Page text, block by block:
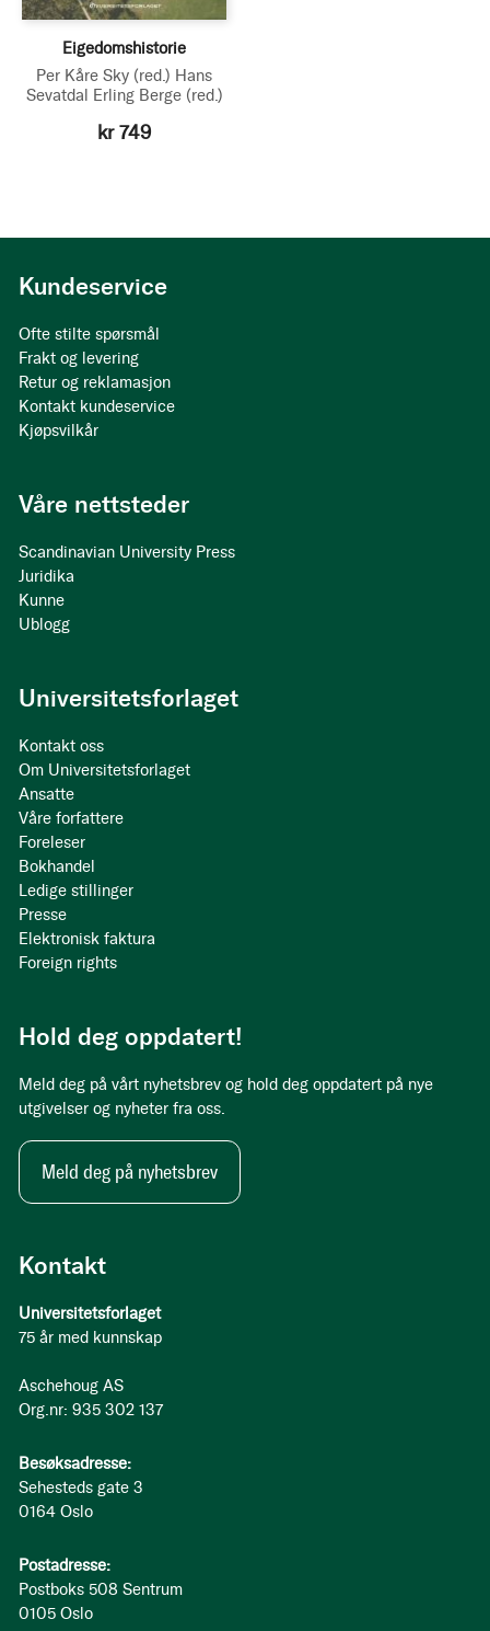
Eigedomshistorie
Per Kåre Sky (red.) Hans
Sevatdal Erling Berge (red.)
kr 749
Kontakt
Universitetsforlaget
75 år med kunnskap
Aschehoug AS
Org.nr: 935 302 137
Besøksadresse:
Sehesteds gate 3
0164 Oslo
Postadresse:
Postboks 508 Sentrum
0105 Oslo
Kundeservice
Ofte stilte spørsmål
Frakt og levering
Retur og reklamasjon
Kontakt kundeservice
Kjøpsvilkår
Våre nettsteder
Scandinavian University Press
Juridika
Kunne
Ublogg
Universitetsforlaget
Kontakt oss
Om Universitetsforlaget
Ansatte
Våre forfattere
Foreleser
Bokhandel
Ledige stillinger
Presse
Elektronisk faktura
Foreign rights
Hold deg oppdatert!
Meld deg på vårt nyhetsbrev og hold deg oppdatert på nye
utgivelser og nyheter fra oss.
Meld deg på nyhetsbrev